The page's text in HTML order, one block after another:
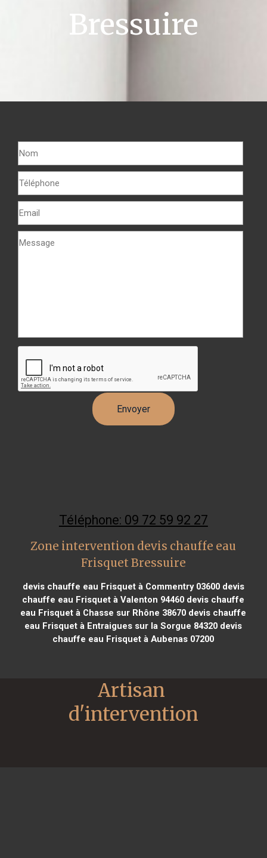
Bressuire
Téléphone: 09 72 59 92 27
Zone intervention devis chauffe eau
Frisquet Bressuire
devis chauffe eau Frisquet à Commentry 03600devis
chauffe eau Frisquet à Valenton 94460 devis chauffe
eau Frisquet à Chasse sur Rhône 38670 devis chauffe
eau Frisquet à Entraigues sur la Sorgue 84320 devis
chauffe eau Frisquet à Aubenas 07200
Artisan
d'intervention